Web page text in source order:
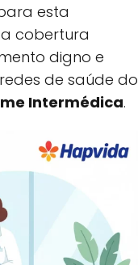
esta
cobertura
digno e
de saúde do
Intermédica.